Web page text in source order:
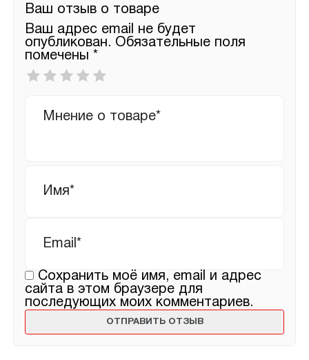
Ваш отзыв о товаре
Ваш адрес email не будет
опубликован. Обязательные поля
помечены *
Ваша
оценка
отзыв
Сохранить моё имя, email и адрес
сайта в этом браузере для
последующих моих комментариев.